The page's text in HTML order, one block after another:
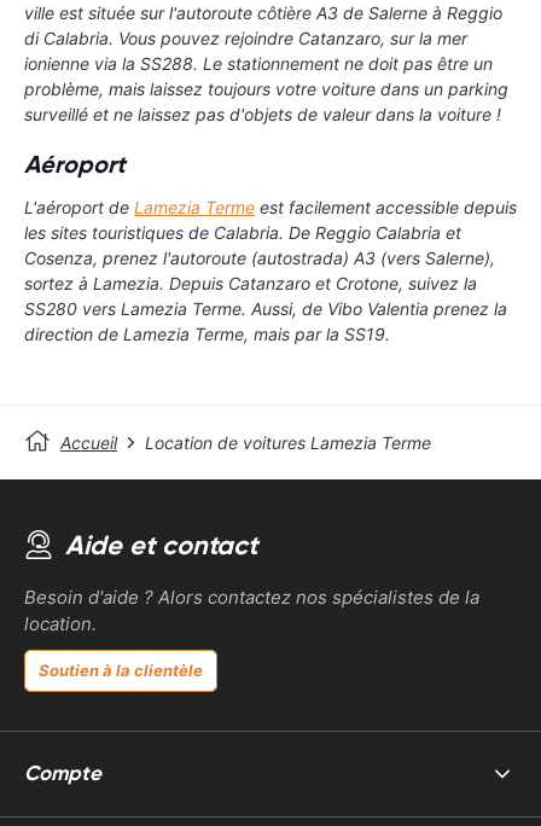
ville est située sur l'autoroute côtière A3 de Salerne à Reggio
di Calabria. Vous pouvez rejoindre Catanzaro, sur la mer
ionienne via la SS288. Le stationnement ne doit pas être un
problème, mais laissez toujours votre voiture dans un parking
surveillé et ne laissez pas d'objets de valeur dans la voiture !
Aéroport
L'aéroport de Lamezia Terme est facilement accessible depuis
les sites touristiques de Calabria. De Reggio Calabria et
Cosenza, prenez l'autoroute (autostrada) A3 (vers Salerne),
sortez à Lamezia. Depuis Catanzaro et Crotone, suivez la
SS280 vers Lamezia Terme. Aussi, de Vibo Valentia prenez la
direction de Lamezia Terme, mais par la SS19.
Accueil Location de voitures Lamezia Terme
Aide et contact
Besoin d'aide ? Alors contactez nos spécialistes de la
location.
Soutien à la clientèle
Compte